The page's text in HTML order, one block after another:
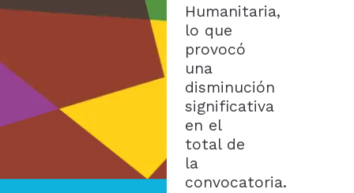
Humanitaria,
lo que
provocó
una
disminución
significativa
en el
total de
la
convocatoria.